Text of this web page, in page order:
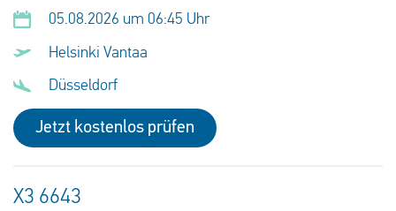
05.08.2026 um 06:45 Uhr
Helsinki Vantaa
Düsseldorf
Jetzt kostenlos prüfen
X3 6643